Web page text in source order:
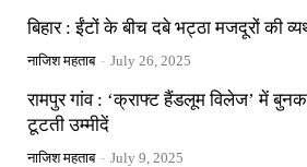
बिहार : ईंटों के बीच दबे भट्ठा मजदूरों की
नाजिश महताब - July 26, 2025
रामपुर गांव : ‘क्राफ्ट हैंडलूम विलेज’ में
टूटती उम्मीदें
नाजिश महताब - July 9, 2025